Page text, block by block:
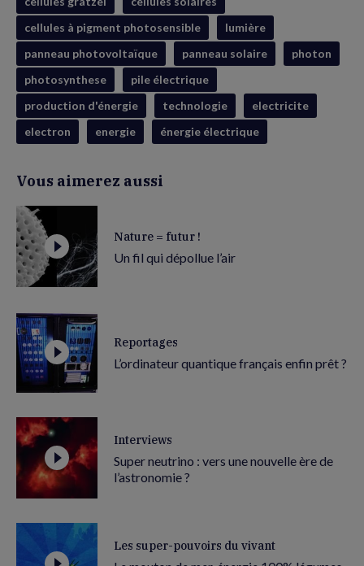
cellules à pigment photosensible
lumière
panneau photovoltaïque
panneau solaire
photon
photosynthese
pile électrique
production d'énergie
technologie
electricite
electron
energie énergie électrique
Vous aimerez aussi
Nature = futur !
Un fil qui dépollue l’air
Reportages
L’ordinateur quantique français enfin prêt ?
Interviews
Super neutrino : vers une nouvelle ère de
l’astronomie ?
Les super-pouvoirs du vivant